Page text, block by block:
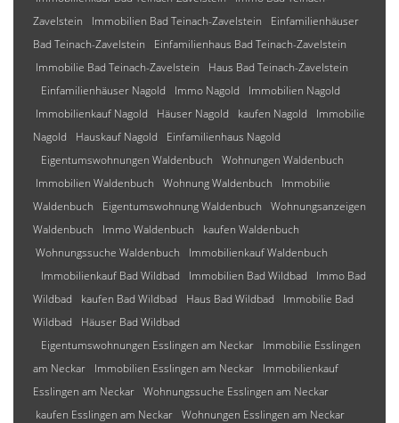
Zavelstein
Immobilien Bad Teinach-Zavelstein
Einfamilienhäuser
Bad Teinach-Zavelstein
Einfamilienhaus Bad Teinach-Zavelstein
Immobilie Bad Teinach-Zavelstein
Haus Bad Teinach-Zavelstein
Einfamilienhäuser Nagold
Immo Nagold
Immobilien Nagold
Immobilienkauf Nagold
Häuser Nagold kaufen Nagold
Immobilie
Nagold
Hauskauf Nagold
Einfamilienhaus Nagold
Eigentumswohnungen Waldenbuch
Wohnungen Waldenbuch
Immobilien Waldenbuch
Wohnung Waldenbuch
Immobilie
Waldenbuch
Eigentumswohnung Waldenbuch
Wohnungsanzeigen
Waldenbuch
Immo Waldenbuch
kaufen Waldenbuch
Wohnungssuche Waldenbuch
Immobilienkauf Waldenbuch
Immobilienkauf Bad Wildbad
Immobilien Bad Wildbad
Immo Bad
Wildbad
kaufen Bad Wildbad Haus Bad Wildbad
Immobilie Bad
Wildbad
Häuser Bad Wildbad
Eigentumswohnungen Esslingen am Neckar
Immobilie Esslingen
am Neckar
Immobilien Esslingen am Neckar
Immobilienkauf
Esslingen am Neckar Wohnungssuche Esslingen am Neckar
kaufen Esslingen am Neckar Wohnungen Esslingen am Neckar